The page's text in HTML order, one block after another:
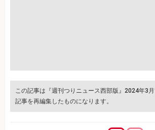
この記事は『週刊つりニュース西部版』2024年3
記事を再編集したものになります。